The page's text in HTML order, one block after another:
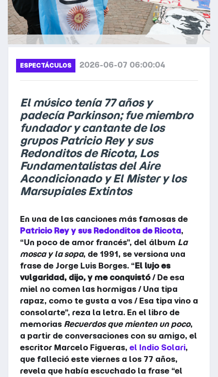
ESPECTÁCULOS 2026-06-07 06:00:04
El músico tenía 77 años y
padecía Parkinson; fue miembro
fundador y cantante de los
grupos Patricio Rey y sus
Redonditos de Ricota, Los
Fundamentalistas del Aire
Acondicionado y El Mister y los
Marsupiales Extintos
En una de las canciones más famosas de
Patricio Rey y sus Redonditos de Ricota,
“Un poco de amor francés”, del álbum La
mosca y la sopa, de 1991, se versiona una
frase de Jorge Luis Borges. “El lujo es
vulgaridad, dijo, y me conquistó/ De esa
miel no comen las hormigas / Una tipa
rapaz, como te gusta a vos / Esa tipa vino a
consolarte”, reza la letra. En el libro de
memorias Recuerdos que mienten un poco,
a partir de conversaciones con su amigo, el
escritor Marcelo Figueras, el Indio Solari,
que falleció este viernes a los 77 años,
revela que había escuchado la frase “el